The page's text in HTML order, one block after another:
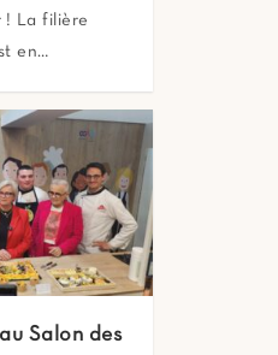
! La filière
en…
Salon des